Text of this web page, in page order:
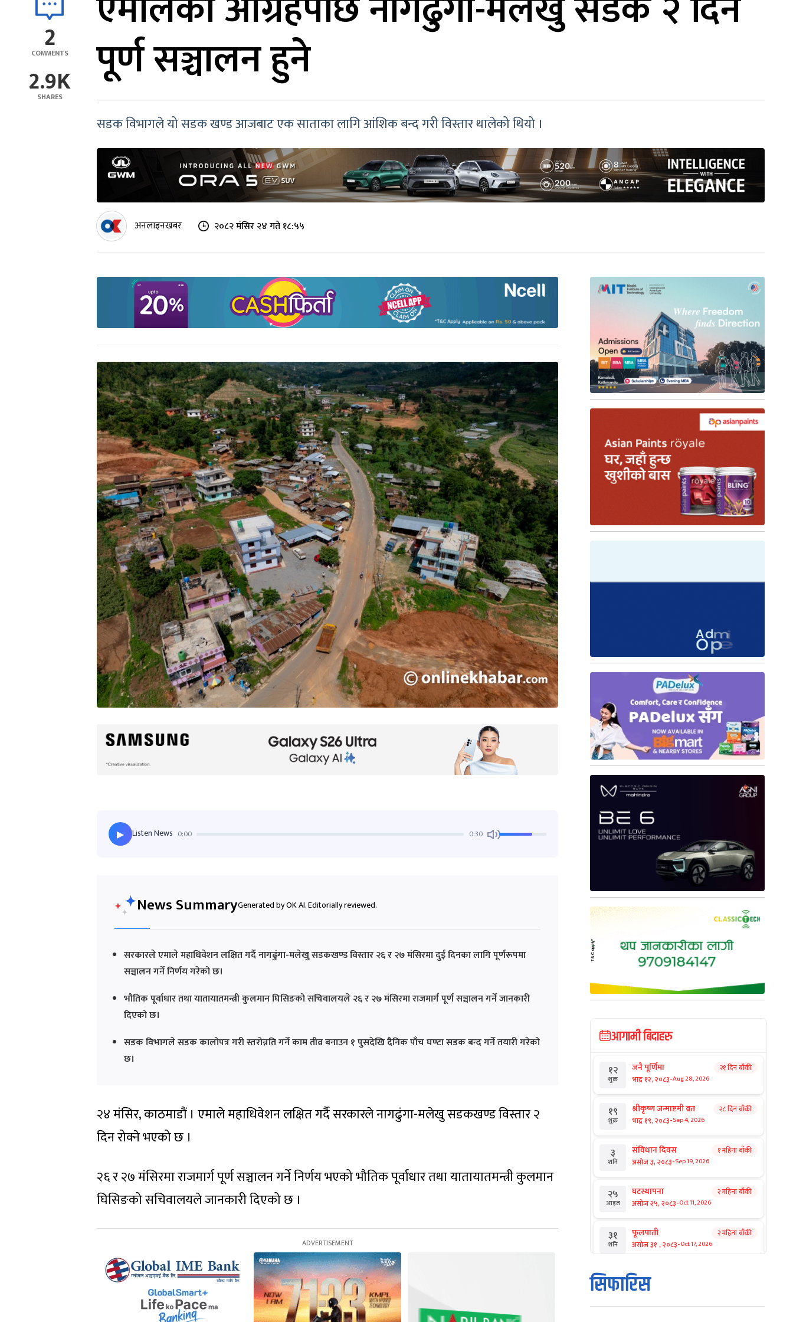
2
COMMENTS
2.9K
SHARES
पूर्ण सञ्चालन हुने
सडक विभागले यो सडक खण्ड आजबाट एक साताका लागि आंशिक बन्द गरी विस्तार थालेको थियो ।
अनलाइनखबर २०८२ मंसिर २४ गते १८:५५
▶ Listen News 0:00 0:30
News SummaryGenerated by OK AI. Editorially reviewed.
सरकारले एमाले महाधिवेशन लक्षित गर्दै नागढुंगा-मलेखु सडकखण्ड विस्तार २६ र २७ मंसिरमा दुई दिनका लागि पूर्णरूपमा
सञ्चालन गर्ने निर्णय गरेको छ।
भौतिक पूर्वाधार तथा यातायातमन्त्री कुलमान घिसिङको सचिवालयले २६ र २७ मंसिरमा राजमार्ग पूर्ण सञ्चालन गर्ने जानकारी
दिएको छ।
सडक विभागले सडक कालोपत्र गरी स्तरोन्नति गर्ने काम तीव्र बनाउन १ पुसदेखि दैनिक पाँच घण्टा सडक बन्द गर्ने तयारी गरेको
छ।
२४ मंसिर, काठमाडौं । एमाले महाधिवेशन लक्षित गर्दै सरकारले नागढुंगा-मलेखु सडकखण्ड विस्तार २
दिन रोक्ने भएको छ ।
२६ र २७ मंसिरमा राजमार्ग पूर्ण सञ्चालन गर्ने निर्णय भएको भौतिक पूर्वाधार तथा यातायातमन्त्री कुलमान
घिसिङको सचिवालयले जानकारी दिएको छ ।
आगामी बिदाहरु
१२
शुक्र
जनै पूर्णिमा
भाद्र १२, २०८३-Aug 28, 2026
२१ दिन बाँकी
१९
शुक्र
श्रीकृष्ण जन्माष्टमी व्रत
भाद्र १९, २०८३-Sep 4, 2026
२८ दिन बाँकी
३
शनि
संविधान दिवस
असोज ३, २०८३-Sep 19, 2026
१ महिना बाँकी
२५
आइत
घटस्थापना
असोज २५, २०८३-Oct 11, 2026
२ महिना बाँकी
३१
शनि
फूलपाती
असोज ३१ , २०८३-Oct 17, 2026
२ महिना बाँकी
१
आइत
कार्तिक सङ्क्रान्ति
कार्तिक १, २०८३
सिफारिस